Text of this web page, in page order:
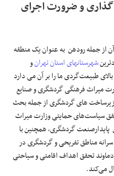
و ضرورت اجرای
از جمله رودهن به عنوان یک منطقه
شهرستانهای استان تهرانو
طبیعت‌گردی ما را بر آن می دارد
میراث فرهنگی گردشگری و صنایع
های گردشگری از جمله بحث
سیاست‌های حمایتی وزارت میراث
گردشگری، همچنین با
سرانه مناطق تفریحی و گردشگری در
تحقق اهداف اقامتی و سیاحتی
می‌کند.